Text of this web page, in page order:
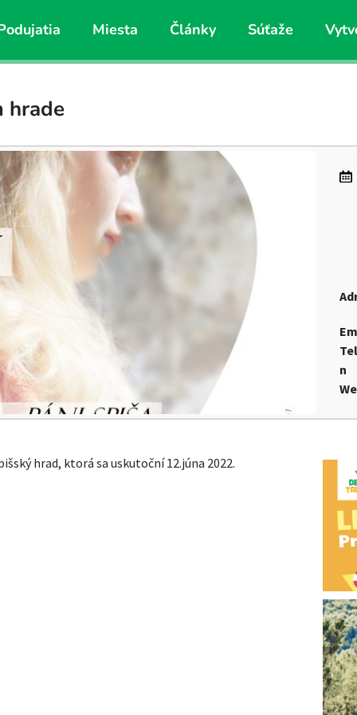
Miesta Články Súťaže
hrade
n
hrad, ktorá sa uskutoční 12.júna 2022.